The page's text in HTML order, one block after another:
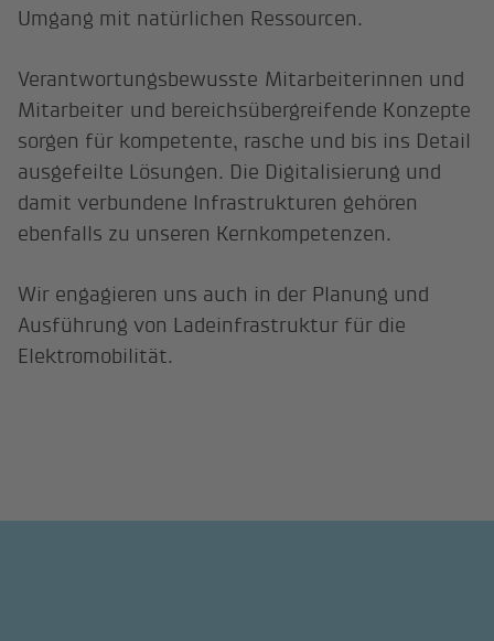
Umgang mit natürlichen Ressourcen.
Verantwortungsbewusste Mitarbeiterinnen und
Mitarbeiter und bereichsübergreifende Konzepte
sorgen für kompetente, rasche und bis ins Detail
ausgefeilte Lösungen. Die Digitalisierung und
damit verbundene Infrastrukturen gehören
ebenfalls zu unseren Kernkompetenzen.
Wir engagieren uns auch in der Planung und
Ausführung von Ladeinfrastruktur für die
Elektromobilität.